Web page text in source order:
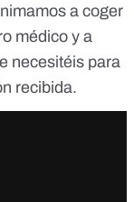
a coger
médico y a
necesitéis para
recibida.